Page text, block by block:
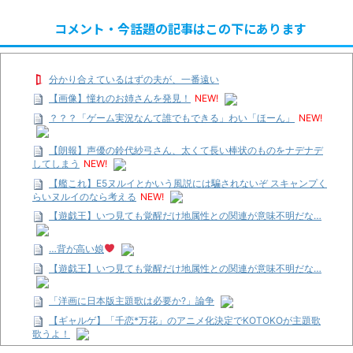
コメント・今話題の記事はこの下にあります
分かり合えているはずの夫が、一番遠い
【画像】憧れのお姉さんを発見！
NEW!
？？？「ゲーム実況なんて誰でもできる」わい「ほーん」
NEW!
【朗報】声優の鈴代紗弓さん、太くて長い棒状のものをナデナデ
してしまう NEW!
【艦これ】E5ヌルイとかいう風説には騙されないぞ スキャンプく
らいヌルイのなら考える NEW!
【遊戯王】いつ見ても覚醒だけ地属性との関連が意味不明だな…
…背が高い娘
【遊戯王】いつ見ても覚醒だけ地属性との関連が意味不明だな…
「洋画に日本版主題歌は必要か?」論争
【ギャルゲ】「千恋*万花」のアニメ化決定でKOTOKOが主題歌
歌うよ！